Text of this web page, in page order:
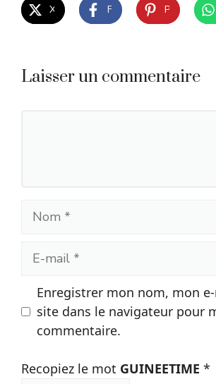
Laisser un commentaire
Nom
Enregistrer mon nom, mon
site dans le navigateur pour
commentaire.
Recopiez le mot GUINEETIME *